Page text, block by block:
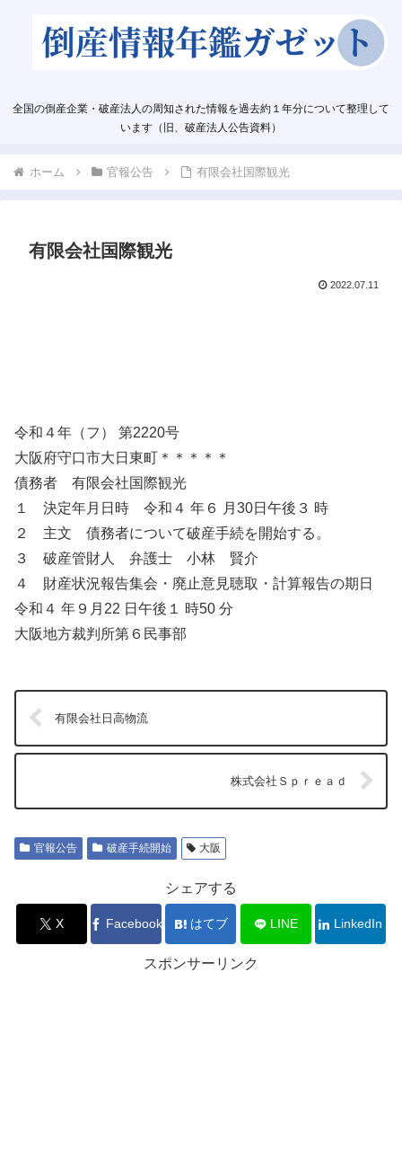
全国の倒産企業・破産法人の周知された情報を過去約１年分について整理して
います（旧、破産法人公告資料）
ホーム 官報公告 有限会社国際観光
有限会社国際観光
2022.07.11
令和４年（フ） 第2220号
大阪府守口市大日東町＊＊＊＊＊
債務者 有限会社国際観光
１ 決定年月日時 令和４ 年６ 月30日午後３ 時
２ 主文 債務者について破産手続を開始する。
３ 破産管財人 弁護士 小林 賢介
４ 財産状況報告集会・廃止意見聴取・計算報告の期日
令和４ 年９月22 日午後１ 時50 分
大阪地方裁判所第６民事部
有限会社日高物流
株式会社Ｓｐｒｅａｄ
官報公告 破産手続開始 大阪
シェアする
X Facebook はてブ LINE LinkedIn
スポンサーリンク